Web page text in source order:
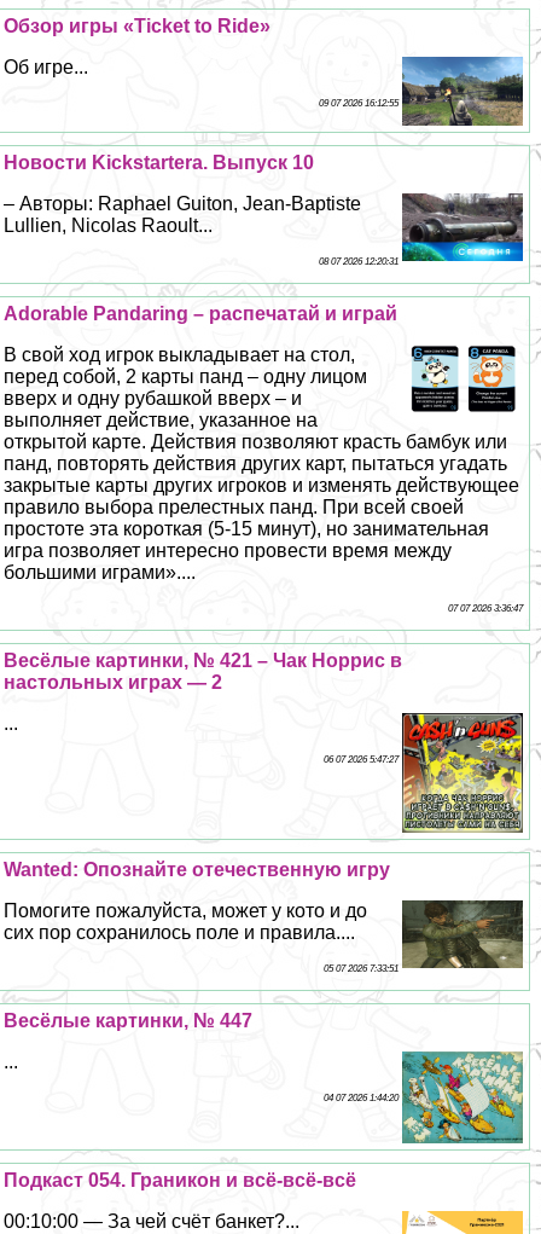
Обзор игры «Ticket to Ride»
Об игре...
09 07 2026 16:12:55
Новости Kickstarterа. Выпуск 10
– Авторы: Raphael Guiton, Jean-Baptiste
Lullien, Nicolas Raoult...
08 07 2026 12:20:31
Adorable Pandaring – распечатай и играй
В свой ход игрок выкладывает на стол,
перед собой, 2 карты панд – одну лицом
вверх и одну рубашкой вверх – и
выполняет действие, указанное на
открытой карте. Действия позволяют красть бамбук или
панд, повторять действия других карт, пытаться угадать
закрытые карты других игроков и изменять действующее
правило выбора прелестных панд. При всей своей
простоте эта короткая (5-15 минут), но занимательная
игра позволяет интересно провести время между
большими играми»....
07 07 2026 3:36:47
Весёлые картинки, № 421 – Чак Норрис в
настольных играх — 2
...
06 07 2026 5:47:27
Wanted: Опознайте отечественную игру
Помогите пожалуйста, может у кото и до
сих пор сохранилось поле и правила....
05 07 2026 7:33:51
Весёлые картинки, № 447
...
04 07 2026 1:44:20
Подкаст 054. Граникон и всё-всё-всё
00:10:00 — За чей счёт банкет?...